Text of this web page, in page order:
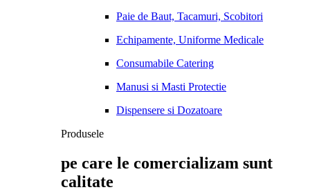
Paie de Baut, Tacamuri, Scobitori
Echipamente, Uniforme Medicale
Consumabile Catering
Manusi si Masti Protectie
Dispensere si Dozatoare
Produsele
pe care le comercializam sunt
calitate